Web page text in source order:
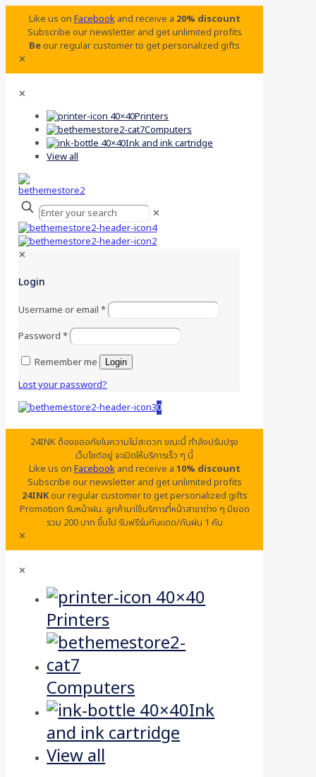
Like us onFacebookand receive a 20% discount
Subscribe our newsletter and get unlimited profits
Beour regular customer to get personalized gifts
✕
✕
Printers
Computers
Ink and ink cartridge
View all
✕
✕
Login
Username or email*
Password*
Remember me
Login
Lost your password?
0
24INK ต้องขออภัยในความไม่สะดวก ขณะนี้ กำลังปรับปรุง
เว็บไซต์อยู่ จะเปิดให้บริการเร็ว ๆ นี้
Like us onFacebookand receive a 10% discount
Subscribe our newsletter and get unlimited profits
24INKour regular customer to get personalized gifts
Promotion รับหน้าฝน. ลูกค้ามาใช้บริการที่หน้าสาขาต่าง ๆ มียอด
รวม 200 บาท ขึ้นไป รับฟรีร่มกันแดด/กันฝน 1 คัน
✕
✕
Printers
Computers
Ink
and ink cartridge
View all